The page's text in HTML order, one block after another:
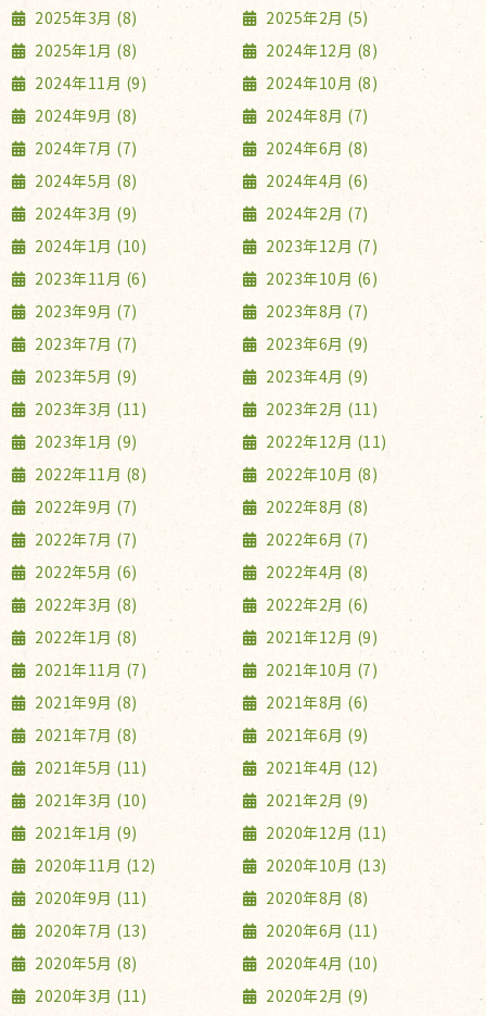
2025年3月 (8)
2025年2月 (5)
2025年1月 (8)
2024年12月 (8)
2024年11月 (9)
2024年10月 (8)
2024年9月 (8)
2024年8月 (7)
2024年7月 (7)
2024年6月 (8)
2024年5月 (8)
2024年4月 (6)
2024年3月 (9)
2024年2月 (7)
2024年1月 (10)
2023年12月 (7)
2023年11月 (6)
2023年10月 (6)
2023年9月 (7)
2023年8月 (7)
2023年7月 (7)
2023年6月 (9)
2023年5月 (9)
2023年4月 (9)
2023年3月 (11)
2023年2月 (11)
2023年1月 (9)
2022年12月 (11)
2022年11月 (8)
2022年10月 (8)
2022年9月 (7)
2022年8月 (8)
2022年7月 (7)
2022年6月 (7)
2022年5月 (6)
2022年4月 (8)
2022年3月 (8)
2022年2月 (6)
2022年1月 (8)
2021年12月 (9)
2021年11月 (7)
2021年10月 (7)
2021年9月 (8)
2021年8月 (6)
2021年7月 (8)
2021年6月 (9)
2021年5月 (11)
2021年4月 (12)
2021年3月 (10)
2021年2月 (9)
2021年1月 (9)
2020年12月 (11)
2020年11月 (12)
2020年10月 (13)
2020年9月 (11)
2020年8月 (8)
2020年7月 (13)
2020年6月 (11)
2020年5月 (8)
2020年4月 (10)
2020年3月 (11)
2020年2月 (9)